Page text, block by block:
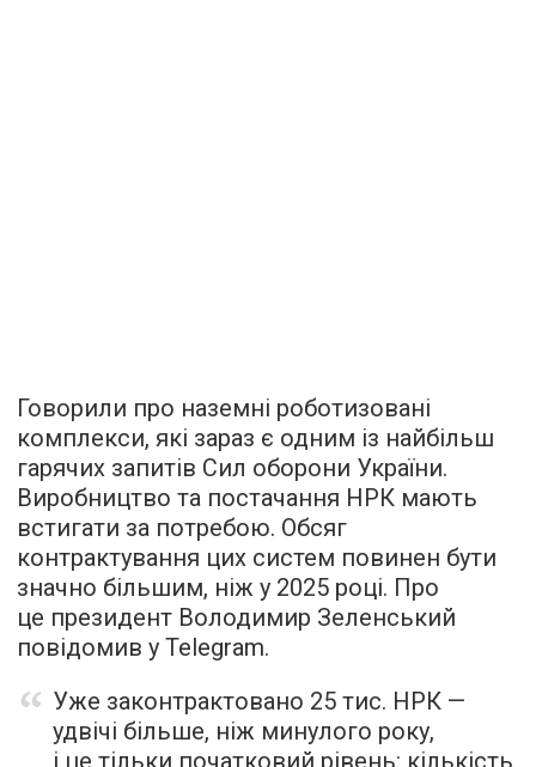
Говорили про наземні роботизовані
комплекси, які зараз є одним із найбільш
гарячих запитів Сил оборони України.
Виробництво та постачання НРК мають
встигати за потребою. Обсяг
контрактування цих систем повинен бути
значно більшим, ніж у 2025 році. Про
це президент Володимир Зеленський
повідомив у Telegram.
Уже законтрактовано 25 тис. НРК —
удвічі більше, ніж минулого року,
і це тільки початковий рівень: кількість